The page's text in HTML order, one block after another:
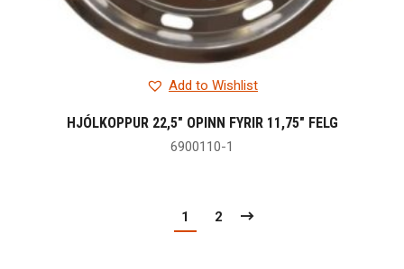
Add to Wishlist
HJÓLKOPPUR 22,5″ OPINN FYRIR 11,75″ FELG
6900110-1
1 2